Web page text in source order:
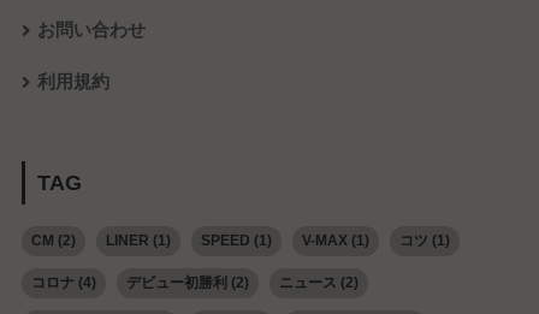
お問い合わせ
利用規約
TAG
CM (2) LINER (1) SPEED (1) V-MAX(1) コツ (1)
コロナ(4) デビュー初勝利 (2) ニュース (2)